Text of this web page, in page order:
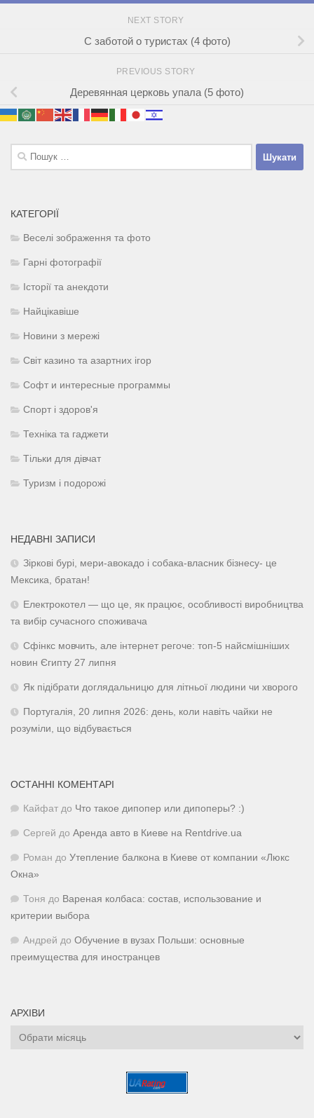
NEXT STORY
С заботой о туристах (4 фото)
PREVIOUS STORY
Деревянная церковь упала (5 фото)
Пошук:
КАТЕГОРІЇ
Веселі зображення та фото
Гарні фотографії
Історії та анекдоти
Найцікавіше
Новини з мережі
Світ казино та азартних ігор
Софт и интересные программы
Спорт і здоров'я
Техніка та гаджети
Тільки для дівчат
Туризм і подорожі
НЕДАВНІ ЗАПИСИ
Зіркові бурі, мери-авокадо і собака-власник бізнесу- це
Мексика, братан!
Електрокотел — що це, як працює, особливості виробництва
та вибір сучасного споживача
Сфінкс мовчить, але інтернет регоче: топ-5 найсмішніших
новин Єгипту 27 липня
Як підібрати доглядальницю для літньої людини чи хворого
Португалія, 20 липня 2026: день, коли навіть чайки не
розуміли, що відбувається
ОСТАННІ КОМЕНТАРІ
Кайфат до Что такое дипопер или дипоперы? :)
Сергей до Аренда авто в Киеве на Rentdrive.ua
Роман до Утепление балкона в Киеве от компании «Люкс
Окна»
Тоня до Вареная колбаса: состав, использование и
критерии выбора
Андрей до Обучение в вузах Польши: основные
преимущества для иностранцев
АРХІВИ
Архіви